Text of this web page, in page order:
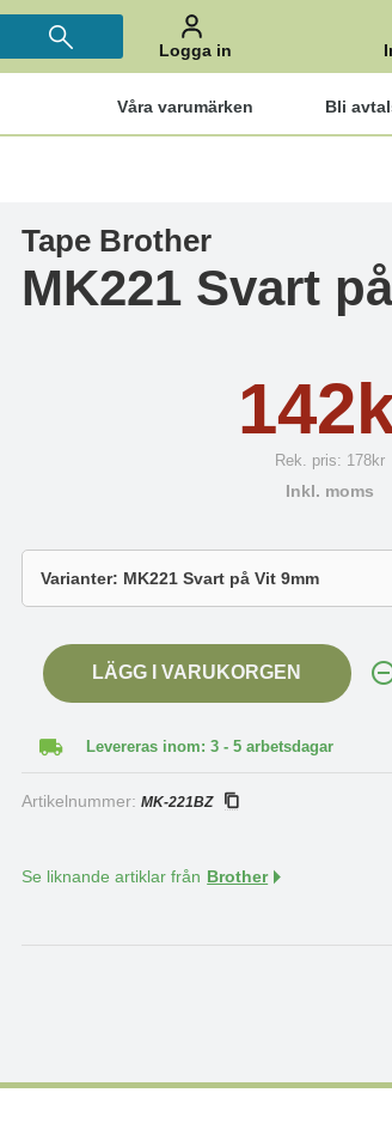
Logga in
Våra varumärken Bli
Tape Brother
MK221 Svart
Rek. pris: 178kr
Inkl. moms
LÄGG I VARUKORGEN
Levereras inom: 3 - 5 arbetsdagar
Artikelnummer:MK-221BZ
Se liknande artiklar från Brother